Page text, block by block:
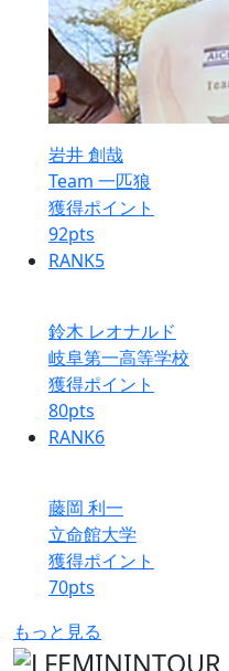
岩井 創哉
Team 一匹狼
獲得ポイント
92pts
RANK5
鈴木 レオナルド
岐阜第一高等学校
獲得ポイント
80pts
RANK6
藤岡 利一
立命館大学
獲得ポイント
70pts
もっと見る